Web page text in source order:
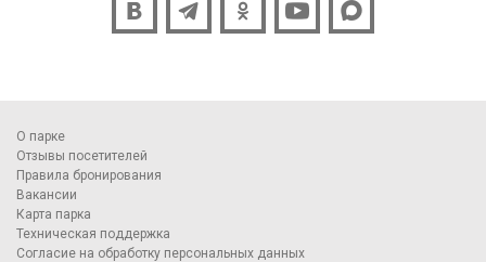
О парке
Отзывы посетителей
Правила бронирования
Вакансии
Карта парка
Техническая поддержка
Согласие на обработку персональных данных